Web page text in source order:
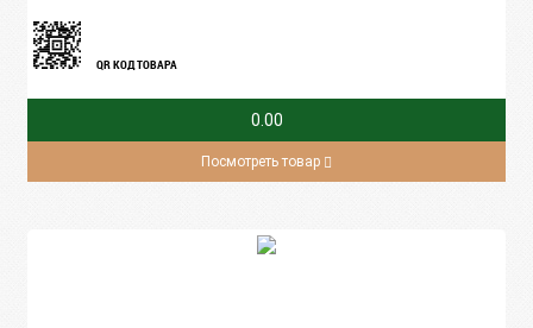
QR КОД ТОВАРА
0.00
Посмотреть товар